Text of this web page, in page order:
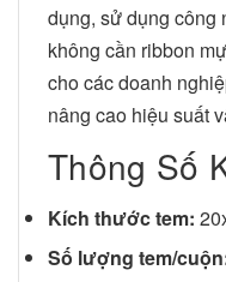
dụng, sử dụng công
không cần ribbon
cho các doanh
nâng cao hiệu suất
Thông Số
Kích thước tem:
Số lượng tem/